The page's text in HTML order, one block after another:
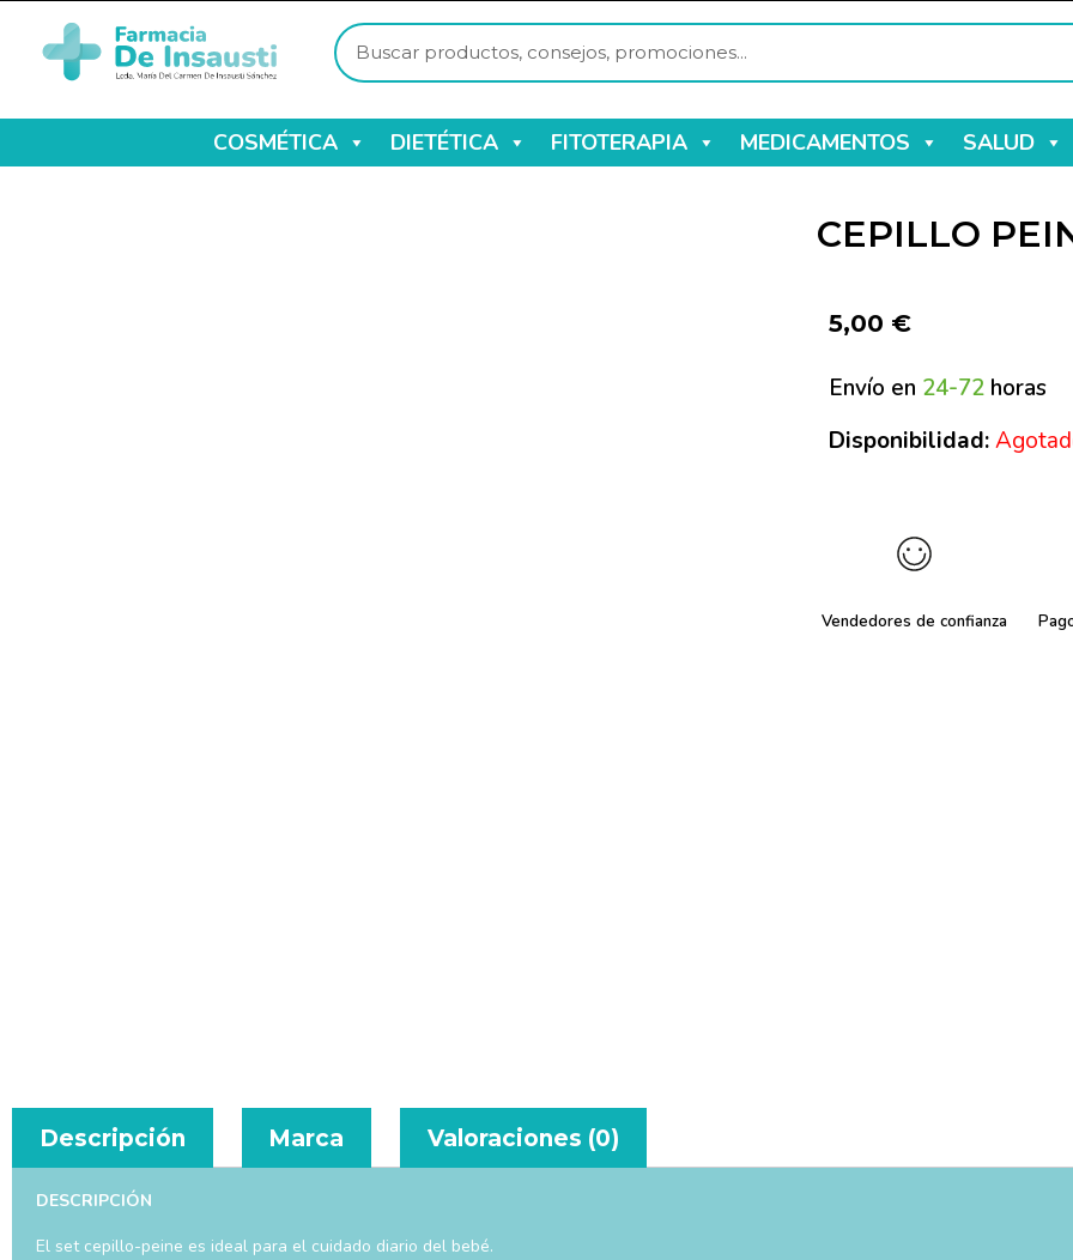
COSMÉTICA DIETÉTICA FITOTERAPIA MEDICAMENTOS SALUD
CEPILLO
5,00 €
Envío en 24-72 horas
Disponibilidad:
Vendedores de confianza
Descripción Marca Valoraciones (0)
DESCRIPCIÓN
El set cepillo-peine es ideal para el cuidado diario del bebé.